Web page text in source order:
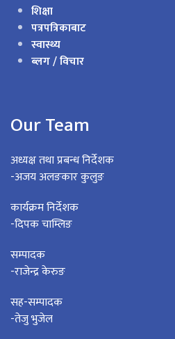
शिक्षा
पत्रपत्रिकाबाट
स्वास्थ्य
ब्लग / विचार
Our Team
अध्यक्ष तथा प्रबन्ध निर्देशक
-अजय अलङकार कुलुङ
कार्यक्रम निर्देशक
-दिपक चाम्लिङ
सम्पादक
-राजेन्द्र केरुङ
सह-सम्पादक
-तेजु भुजेल